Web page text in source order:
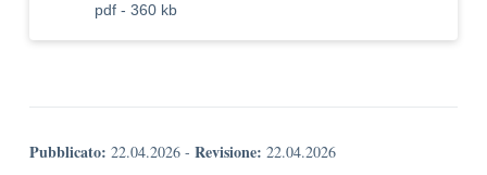
pdf - 360 kb
Pubblicato: 22.04.2026 - Revisione: 22.04.2026